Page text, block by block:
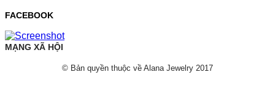
FACEBOOK
MẠNG XÃ HỘI
© Bản quyền thuộc về Alana Jewelry 2017